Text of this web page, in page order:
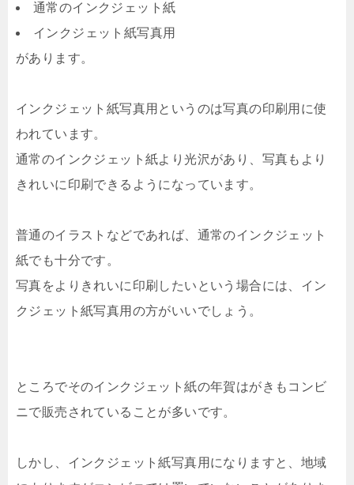
通常のインクジェット紙
インクジェット紙写真用
があります。
インクジェット紙写真用というのは写真の印刷用に使
われています。
通常のインクジェット紙より光沢があり、写真もより
きれいに印刷できるようになっています。
普通のイラストなどであれば、通常のインクジェット
紙でも十分です。
写真をよりきれいに印刷したいという場合には、イン
クジェット紙写真用の方がいいでしょう。
ところでそのインクジェット紙の年賀はがきもコンビ
ニで販売されていることが多いです。
しかし、インクジェット紙写真用になりますと、地域